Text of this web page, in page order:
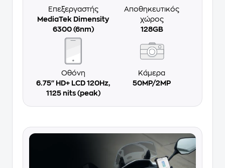
Επεξεργαστής
MediaTek Dimensity
6300 (6nm)
Αποθηκευτικός
χώρος
128GB
Οθόνη
6.75'' HD+ LCD 120Hz,
1125 nits (peak)
Κάμερα
50MP/2MP